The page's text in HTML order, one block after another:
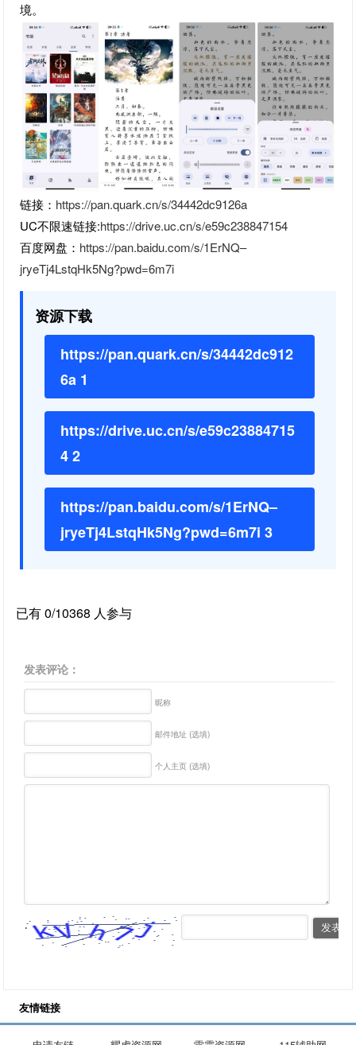
境。
链接： https://pan.quark.cn/s/34442dc9126a
UC不限速链接:https://drive.uc.cn/s/e59c238847154
百度网盘： https://pan.baidu.com/s/1ErNQ–
jryeTj4LstqHk5Ng?pwd=6m7i
资源下载
https://pan.quark.cn/s/34442dc912
6a 1
https://drive.uc.cn/s/e59c23884715
4 2
https://pan.baidu.com/s/1ErNQ–
jryeTj4LstqHk5Ng?pwd=6m7i 3
已有 0/10368 人参与
发表评论：
昵称
邮件地址 (选填)
个人主页 (选填)
友情链接